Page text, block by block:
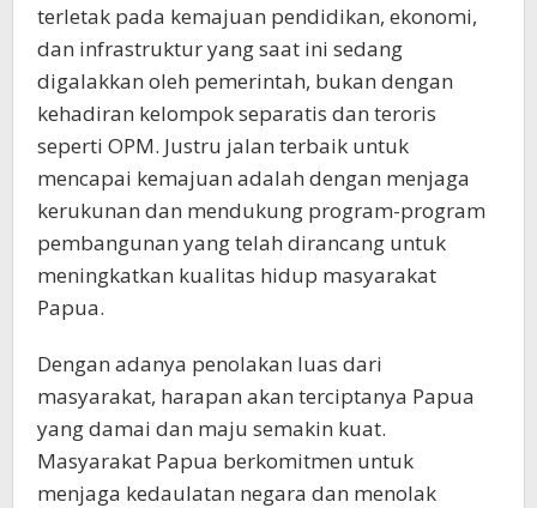
terletak pada kemajuan pendidikan, ekonomi,
dan infrastruktur yang saat ini sedang
digalakkan oleh pemerintah, bukan dengan
kehadiran kelompok separatis dan teroris
seperti OPM. Justru jalan terbaik untuk
mencapai kemajuan adalah dengan menjaga
kerukunan dan mendukung program-program
pembangunan yang telah dirancang untuk
meningkatkan kualitas hidup masyarakat
Papua.
Dengan adanya penolakan luas dari
masyarakat, harapan akan terciptanya Papua
yang damai dan maju semakin kuat.
Masyarakat Papua berkomitmen untuk
menjaga kedaulatan negara dan menolak